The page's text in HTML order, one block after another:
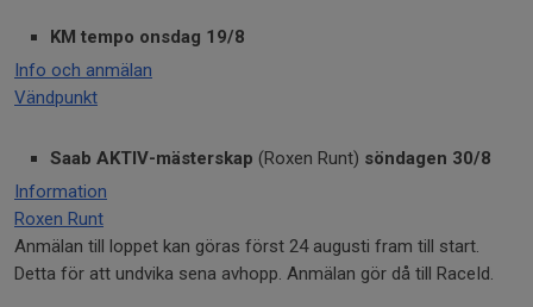
KM tempo onsdag 19/8
Info och anmälan
Vändpunkt
Saab AKTIV-mästerskap (Roxen Runt) söndagen 30/8
Information
Roxen Runt
Anmälan till loppet kan göras först 24 augusti fram till start.
Detta för att undvika sena avhopp. Anmälan gör då till RaceId.